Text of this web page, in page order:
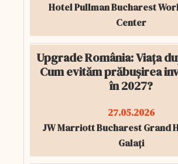
Hotel Pullman Bucharest
Center
Upgrade România: Viața
Cum evităm prăbușirea
în 2027?
27.05.2026
JW Marriott Bucharest Grand
Galați